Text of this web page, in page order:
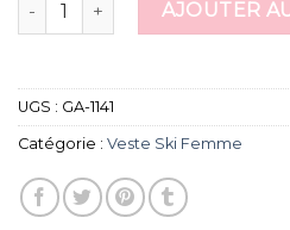
AJOUTER
UGS : GA-1141
Catégorie : Veste Ski Femme